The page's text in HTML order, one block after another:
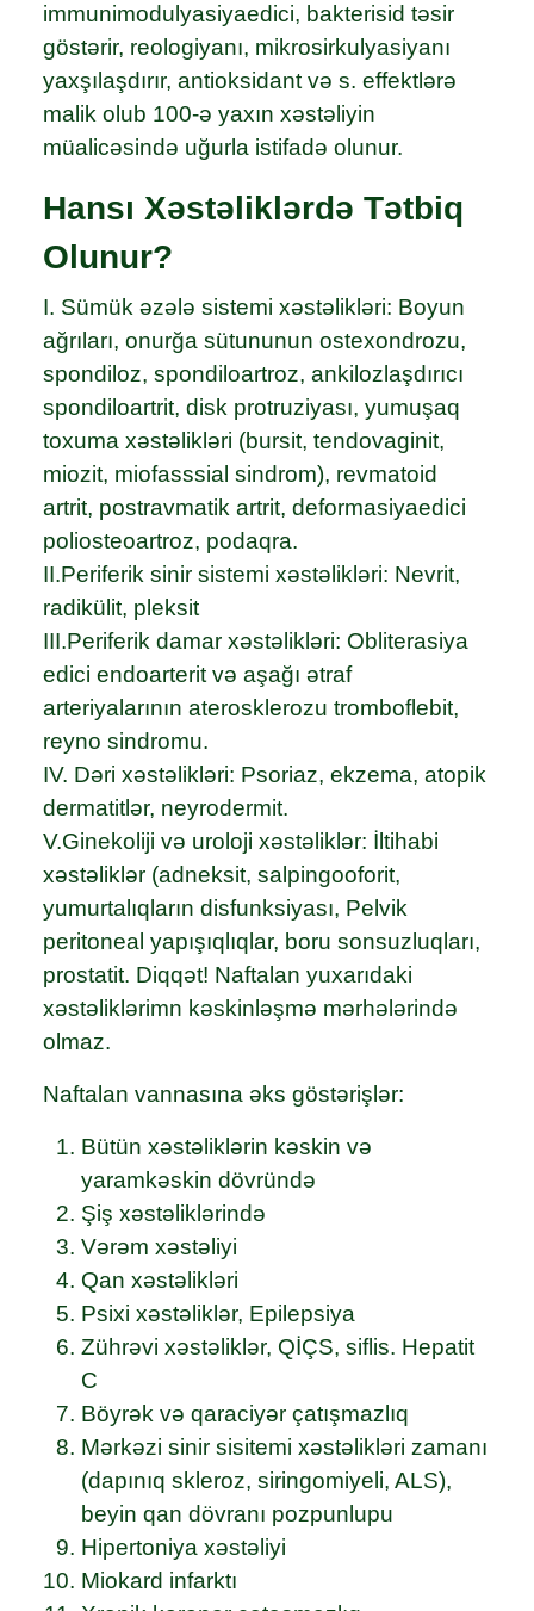
immunimodulyasiyaedici, bakterisid təsir
göstərir, reologiyanı, mikrosirkulyasiyanı
yaxşılaşdırır, antioksidant və s. effektlərə
malik olub 100-ə yaxın xəstəliyin
müalicəsində uğurla istifadə olunur.
Hansı Xəstəliklərdə Tətbiq
Olunur?
I. Sümük əzələ sistemi xəstəlikləri: Boyun
ağrıları, onurğa sütununun ostexondrozu,
spondiloz, spondiloartroz, ankilozlaşdırıcı
spondiloartrit, disk protruziyası, yumuşaq
toxuma xəstəlikləri (bursit, tendovaginit,
miozit, miofasssial sindrom), revmatoid
artrit, postravmatik artrit, deformasiyaedici
poliosteoartroz, podaqra.
II.Periferik sinir sistemi xəstəlikləri: Nevrit,
radikülit, pleksit
III.Periferik damar xəstəlikləri: Obliterasiya
edici endoarterit və aşağı ətraf
arteriyalarının aterosklerozu tromboflebit,
reyno sindromu.
IV. Dəri xəstəlikləri: Psoriaz, ekzema, atopik
dermatitlər, neyrodermit.
V.Ginekoliji və uroloji xəstəliklər: İltihabi
xəstəliklər (adneksit, salpingooforit,
yumurtalıqların disfunksiyası, Pelvik
peritoneal yapışıqlıqlar, boru sonsuzluqları,
prostatit. Diqqət! Naftalan yuxarıdaki
xəstəliklərimn kəskinləşmə mərhələrində
olmaz.
Naftalan vannasına əks göstərişlər:
Bütün xəstəliklərin kəskin və
yaramkəskin dövründə
Şiş xəstəliklərində
Vərəm xəstəliyi
Qan xəstəlikləri
Psixi xəstəliklər, Epilepsiya
Zührəvi xəstəliklər, QİÇS, siflis. Hepatit
C
Böyrək və qaraciyər çatışmazlıq
Mərkəzi sinir sisitemi xəstəlikləri zamanı
(daрınıq skleroz, siringomiyeli, ALS),
beyin qan dövranı pozрunluрu
Hipertoniya xəstəliyi
Miokard infarktı